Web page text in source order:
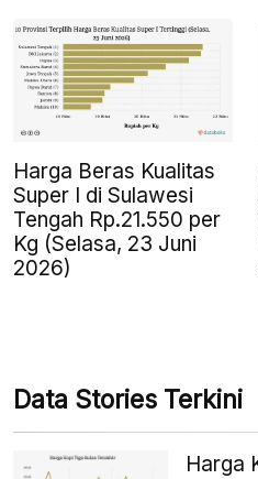
Harga Beras Kualitas
Super I di Sulawesi
Tengah Rp.21.550 per
Kg (Selasa, 23 Juni
2026)
Data Stories Terkini
Harga